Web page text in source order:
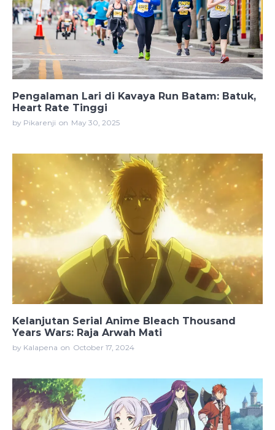
Pengalaman Lari di Kavaya Run Batam: Batuk,
Heart Rate Tinggi
by Pikarenji on May 30, 2025
Kelanjutan Serial Anime Bleach Thousand
Years Wars: Raja Arwah Mati
by Kalapena on October 17, 2024